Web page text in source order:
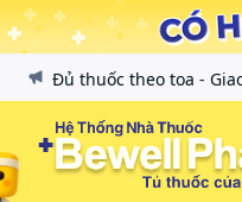
Đủ thuốc theo toa -